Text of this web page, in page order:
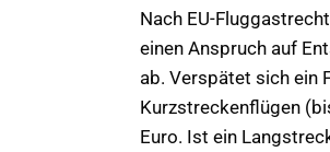
Nach EU-
einen Anspruch auf
ab. Verspätet sich ein
Kurzstreckenflügen
Euro. Ist ein